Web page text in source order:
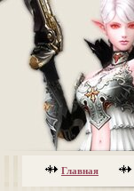
Главная